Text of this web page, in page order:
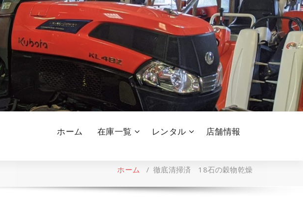
ホーム 在庫一覧 レンタル 店舗情報
ホーム /徹底清掃済 18石の穀物乾燥